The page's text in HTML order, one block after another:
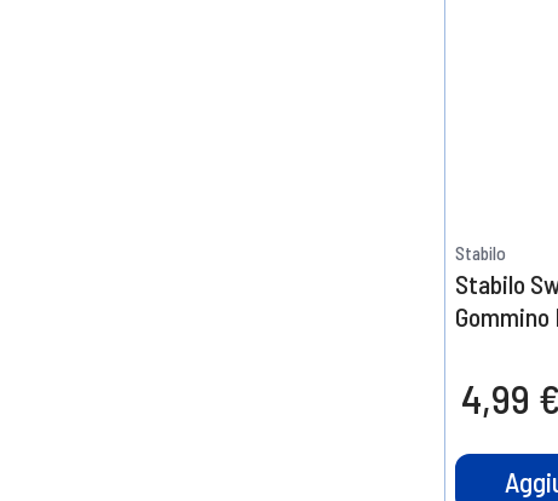
Stabilo
Stabilo
Gommino
4,99 €